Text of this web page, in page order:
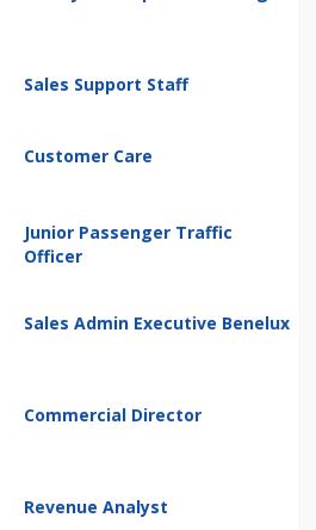
Sales Support Staff
Customer Care
Junior Passenger Traffic
Officer
Sales Admin Executive Benelux
Commercial Director
Revenue Analyst